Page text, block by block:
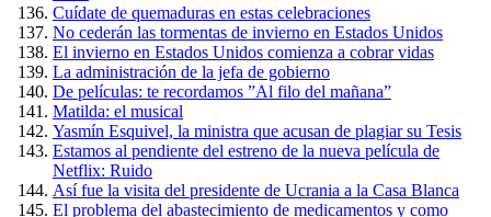
Cuídate de quemaduras en estas celebraciones
No cederán las tormentas de invierno en Estados Unidos
El invierno en Estados Unidos comienza a cobrar vidas
La administración de la jefa de gobierno
De películas: te recordamos ”Al filo del mañana”
Matilda: el musical
Yasmín Esquivel, la ministra que acusan de plagiar su Tesis
Estamos al pendiente del estreno de la nueva película de
Netflix: Ruido
Así fue la visita del presidente de Ucrania a la Casa Blanca
El problema del abastecimiento de medicamentos y como